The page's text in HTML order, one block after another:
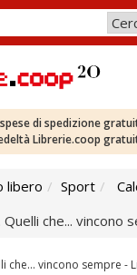
di spedizione
Librerie.coop
libero Sport
Quelli che... vincono